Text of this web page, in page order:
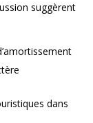
suggèrent
dans